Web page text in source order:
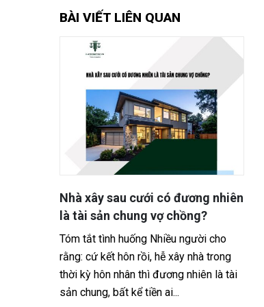
BÀI VIẾT LIÊN QUAN
Bỏ rơi trẻ sơ sinh khiến trẻ tử
vong có bị xem là tội giết người?
Nhiều vụ việc đau lòng liên quan đến
trẻ sơ sinh bị bỏ rơi dẫn đến tử vong
khiến dư luận phẫn nộ và đặt ra câu
hỏi: Những người...